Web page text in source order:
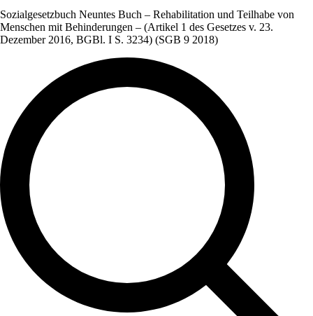
Sozialgesetzbuch Neuntes Buch – Rehabilitation und Teilhabe von
Menschen mit Behinderungen – (Artikel 1 des Gesetzes v. 23.
Dezember 2016, BGBl. I S. 3234) (SGB 9 2018)